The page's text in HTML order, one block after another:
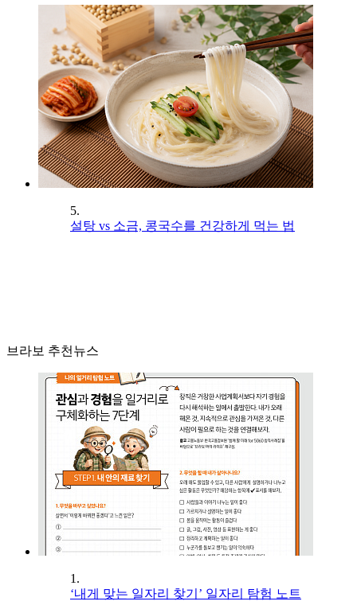
5.
설탕 vs 소금, 콩국수를 건강하게 먹는 법
브라보 추천뉴스
1.
‘내게 맞는 일자리 찾기’ 일자리 탐험 노트